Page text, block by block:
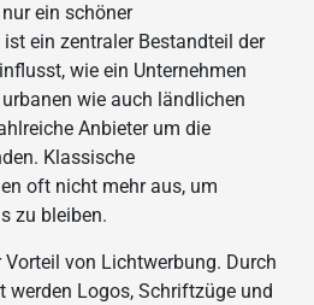
ein schöner
ein zentraler Bestandteil der
wie ein Unternehmen
wie auch ländlichen
Anbieter um die
Klassische
oft nicht mehr aus, um
zu bleiben.
Vorteil von Lichtwerbung. Durch
werden Logos, Schriftzüge und